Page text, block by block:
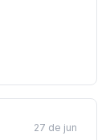
27 de jun